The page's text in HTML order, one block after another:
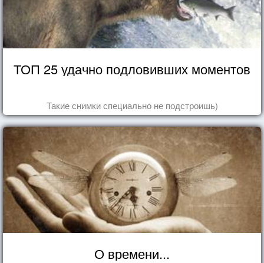
ТОП 25 удачно подловивших моментов
Такие снимки специально не подстроишь)
О времени...